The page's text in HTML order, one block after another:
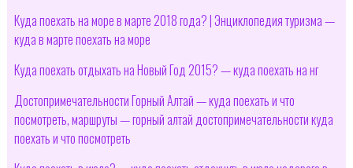
Куда поехать на море в марте 2018 года? | Энциклопедия туризма —
куда в марте поехать на море
Куда поехать отдыхать на Новый Год 2015? — куда поехать на нг
Достопримечательности Горный Алтай — куда поехать и что
посмотреть, маршруты — горный алтай достопримечательности куда
поехать и что посмотреть